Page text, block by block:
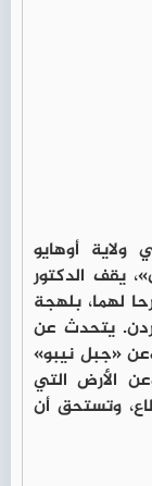
أوهايو
يقف الدكتور
لهما، بلهجة
يتحدث عن
«جبل نيبو»
الأرض التي
وتستحق أن